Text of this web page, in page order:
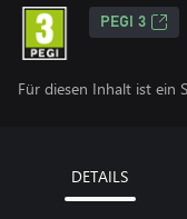
PEGI 3
Für diesen Inhalt ist ein
DETAILS